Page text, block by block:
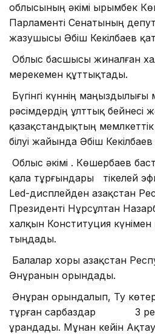
облысының әкімі Қырымбек
Парламенті Сенатының
жазушысы Әбіш Кекілбаев
Облыс басшысы жиналған
мерекемен құттықтады.
Бүгінгі күннің
рәсімдердің ұлттық бейнесі
қазақстандықтың
білуі жайында Әбіш
Облыс әкімі Қ. Көшербаев
қала тұрғындары тікелей
Led-дисплейден Қазақстан
Президенті Нұрсұлтан
халқын Конституция күнімен
тыңдады.
Балалар хоры Қазақстан
Әнұранын орындады.
Әнұран орындалып, Ту
тұрған сарбаздар 3 рет
ұрандады. Мұнан кейін